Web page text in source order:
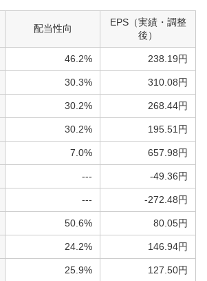
配当性向
EPS（実績・調整
後）
46.2% 238.19円
30.3% 310.08円
30.2% 268.44円
30.2% 195.51円
7.0% 657.98円
--- -49.36円
--- -272.48円
50.6% 80.05円
24.2% 146.94円
25.9% 127.50円